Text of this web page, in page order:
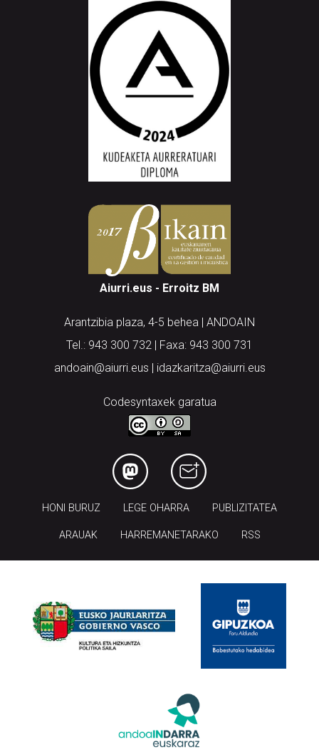
Aiurri.eus - Erroitz BM
Arantzibia plaza, 4-5 behea | ANDOAIN
Tel.: 943 300 732 | Faxa: 943 300 731
andoain@aiurri.eus | idazkaritza@aiurri.eus
Codesyntaxek garatua
HONI BURUZ LEGE OHARRA PUBLIZITATEA
ARAUAK HARREMANETARAKO RSS